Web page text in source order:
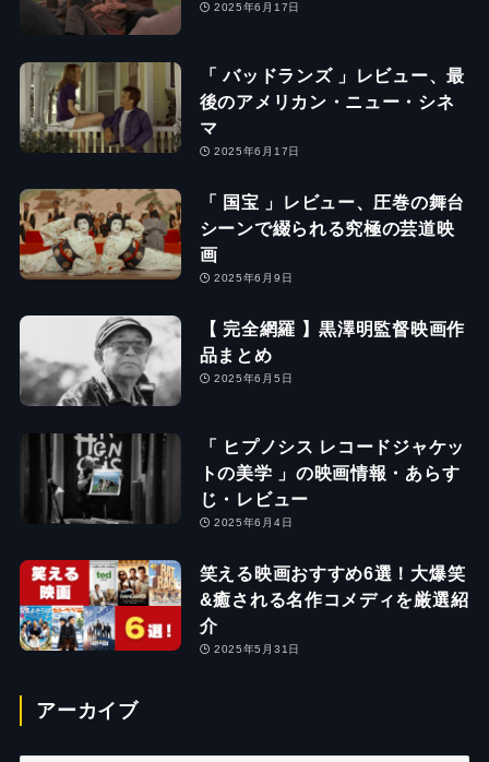
2025年6月17日
「 バッドランズ 」レビュー、最
後のアメリカン・ニュー・シネ
マ
2025年6月17日
「 国宝 」レビュー、圧巻の舞台
シーンで綴られる究極の芸道映
画
2025年6月9日
【 完全網羅 】黒澤明監督映画作
品まとめ
2025年6月5日
「 ヒプノシス レコードジャケッ
トの美学 」の映画情報・あらす
じ・レビュー
2025年6月4日
笑える映画おすすめ6選！大爆笑
&癒される名作コメディを厳選紹
介
2025年5月31日
アーカイブ